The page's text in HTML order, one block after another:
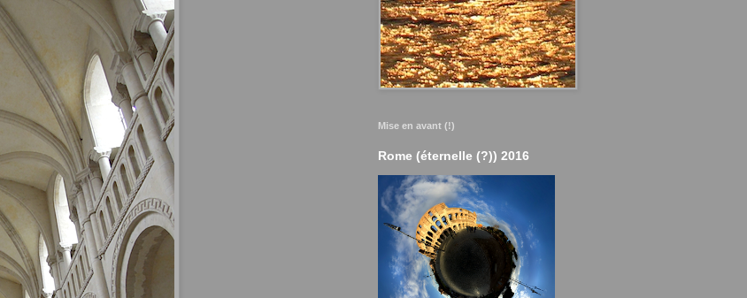
Mise en avant (!)
Rome (éternelle (?)) 2016